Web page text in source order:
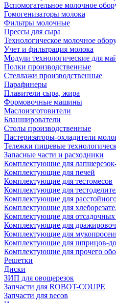
Вспомогательное молочное
Гомогенизаторы молока
Фильтры молочные
Прессы для сыра
Технологическое молочное
Учет и фильтрация молока
Модули технологические для
Полки производственные
Стеллажи производственные
Парафинеры
Плавители сыра, жира
Формовочные машины
Маслоизготовители
Бланширователи
Столы производственные
Пастеризаторы-охладители
Тележки пищевые
Запасные части и расходники
Комплектующие для лапшерезок-
Комплектующие для печей
Комплектующие для тестомесов
Комплектующие для
Комплектующие для
Комплектующие для
Комплектующие для
Комплектующие для
Комплектующие для
Комплектующие для шприцов-
Комплектующие для прочего
Решетки
Диски
ЗИП для овощерезок
Запчасти для ROBOT-COUPE
Запчасти для весов